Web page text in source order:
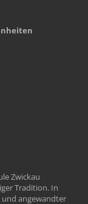
Zwickau
Tradition. In
angewandter